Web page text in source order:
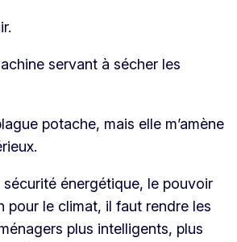
servant à sécher les
potache, mais elle m’amène
énergétique, le pouvoir
pour le climat, il faut rendre les
plus intelligents, plus